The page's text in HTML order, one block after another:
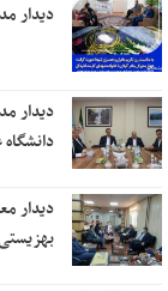
دیدار
دیدار
دیدار